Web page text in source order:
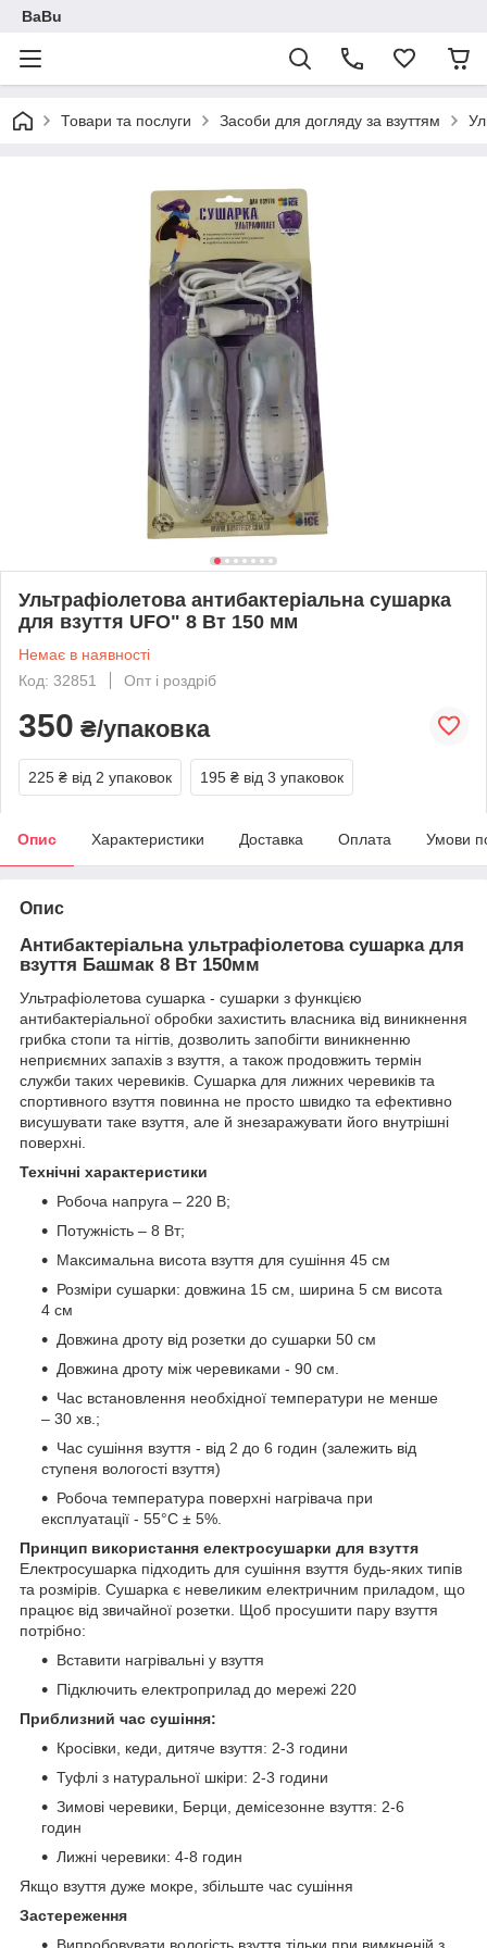
BaBu
Товари та послуги Засоби для догляду за взуттям
Ультрафіолетова антибактеріальна сушарка
для взуття UFO" 8 Вт 150 мм
Немає в наявності
Код: 32851
Опт і роздріб
350 ₴/упаковка
225 ₴ від 2 упаковок 195 ₴ від 3 упаковок
Опис Характеристики Доставка Оплата Умови
Опис
Антибактеріальна ультрафіолетова сушарка для
взуття Башмак 8 Вт 150мм
Ультрафіолетова сушарка - сушарки з функцією
антибактеріальної обробки захистить власника від виникнення
грибка стопи та нігтів, дозволить запобігти виникненню
неприємних запахів з взуття, а також продовжить термін
служби таких черевиків. Сушарка для лижних черевиків та
спортивного взуття повинна не просто швидко та ефективно
висушувати таке взуття, але й знезаражувати його внутрішні
поверхні.
Технічні характеристики
Робоча напруга – 220 В;
Потужність – 8 Вт;
Максимальна висота взуття для сушіння 45 см
Розміри сушарки: довжина 15 см, ширина 5 см висота
4 см
Довжина дроту від розетки до сушарки 50 см
Довжина дроту між черевиками - 90 см.
Час встановлення необхідної температури не менше
– 30 хв.;
Час сушіння взуття - від 2 до 6 годин (залежить від
ступеня вологості взуття)
Робоча температура поверхні нагрівача при
експлуатації - 55°С ± 5%.
Принцип використання електросушарки для взуття
Електросушарка підходить для сушіння взуття будь-яких типів
та розмірів. Сушарка є невеликим електричним приладом, що
працює від звичайної розетки. Щоб просушити пару взуття
потрібно:
Вставити нагрівальні у взуття
Підключить електроприлад до мережі 220
Приблизний час сушіння:
Кросівки, кеди, дитяче взуття: 2-3 години
Туфлі з натуральної шкіри: 2-3 години
Зимові черевики, Берци, демісезонне взуття: 2-6
годин
Лижні черевики: 4-8 годин
Якщо взуття дуже мокре, збільште час сушіння
Застереження
Випробовувати вологість взуття тільки при вимкненій з